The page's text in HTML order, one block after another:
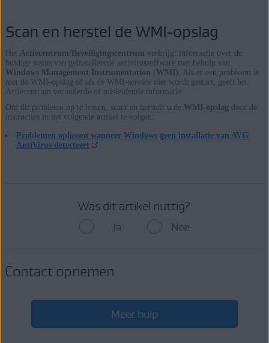
Scan en herstel de WMI-opslag
Het Actiecentrum Beveiligingscentrum verkrijgt informatie over de
huidige status van geïnstalleerde antivirussoftware met behulp van
Windows Management Instrumentation ( WMI
). Als er een probleem is
met de WMI-opslag of als de WMI-service niet wordt gestart, geeft het
Actiecentrum verouderde of misleidende informatie.
Om dit probleem op te lossen, scant en herstelt u de WMI-opslag door de
instructies in het volgende artikel te volgen:
Problemen oplossen wanneer Windows geen installatie van AVG
AntiVirus detecteert
Was dit artikel nuttig?
Ja Nee
Contact opnemen
Meer hulp